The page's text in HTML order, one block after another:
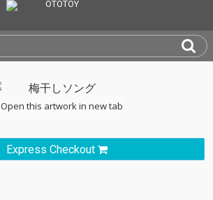
Open this artwork in new tab
Express Checkout